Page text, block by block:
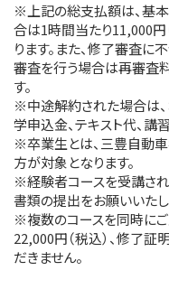
※上記の総支払額は、基
合は1時間当たり11,000
ります。また、修了審査に
審査を行う場合は再審査
す。
※中途解約された場合は
学申込金、テキスト代、講
※卒業生とは、三豊自動
方が対象となります。
※経験者コースを受講さ
書類の提出をお願いいたし
※複数のコースを同時に
22,000円（税込）、修了
だきません。